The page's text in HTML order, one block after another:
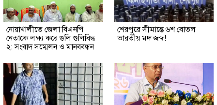
নোয়াখালীতে জেলা বিএনপি
নেতাকে লক্ষ্য করে গুলি গুলিবিদ্ধ
২: সংবাদ সম্মেলন ও মানববন্ধন
শেরপুরে সীমান্তে ৬শ বোতল
ভারতীয় মদ জব্দ!